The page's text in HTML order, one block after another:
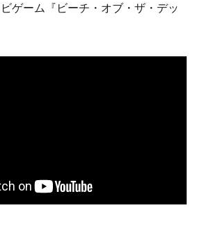
ビゲーム『ビーチ・オブ・ザ・デッ